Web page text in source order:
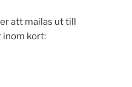
att mailas ut till
inom kort: